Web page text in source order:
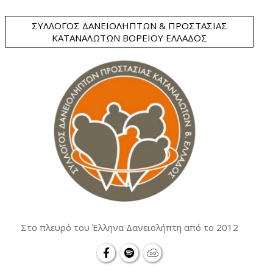
ΣΎΛΛΟΓΟΣ ΔΑΝΕΙΟΛΗΠΤΏΝ & ΠΡΟΣΤΑΣΊΑΣ
ΚΑΤΑΝΑΛΩΤΏΝ ΒΟΡΕΊΟΥ ΕΛΛΆΔΟΣ
Στο πλευρό του Έλληνα Δανειολήπτη από το 2012